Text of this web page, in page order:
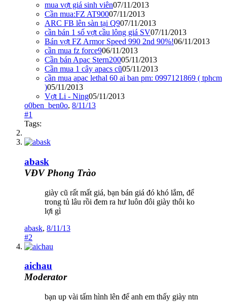
mua vợt giá sinh viên07/11/2013
Cần mua:FZ AT90007/11/2013
ARC FB lên sàn tại Q907/11/2013
cần bán 1 số vợt cầu lông giá SV07/11/2013
Bán vợt FZ Armor Speed 990 2nd 90%!06/11/2013
cần mua fz force906/11/2013
Cần bán Apac Stern20005/11/2013
Cần mua 1 cây apacs cũ05/11/2013
cần mua apac lethal 60 ai ban pm: 0997121869 ( tphcm
)05/11/2013
Vợt Li - Ning05/11/2013
o0ben_ben0o, 8/11/13
#1
Tags:
abask
VĐV Phong Trào
giày cũ rất mất giá, bạn bán giá đó khó lắm, để
trong tủ lâu rồi đem ra hư luôn đôi giày thôi ko
lợi gì
abask, 8/11/13
#2
aichau
Moderator
bạn up vài tấm hình lên để anh em thấy giày ntn